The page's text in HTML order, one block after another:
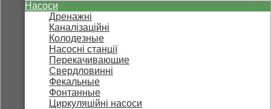
Насоси
Дренажні
Каналізаційні
Колодезные
Насосні станції
Перекачивающие
Свердловинні
Фекальные
Фонтанные
Циркуляційні насоси